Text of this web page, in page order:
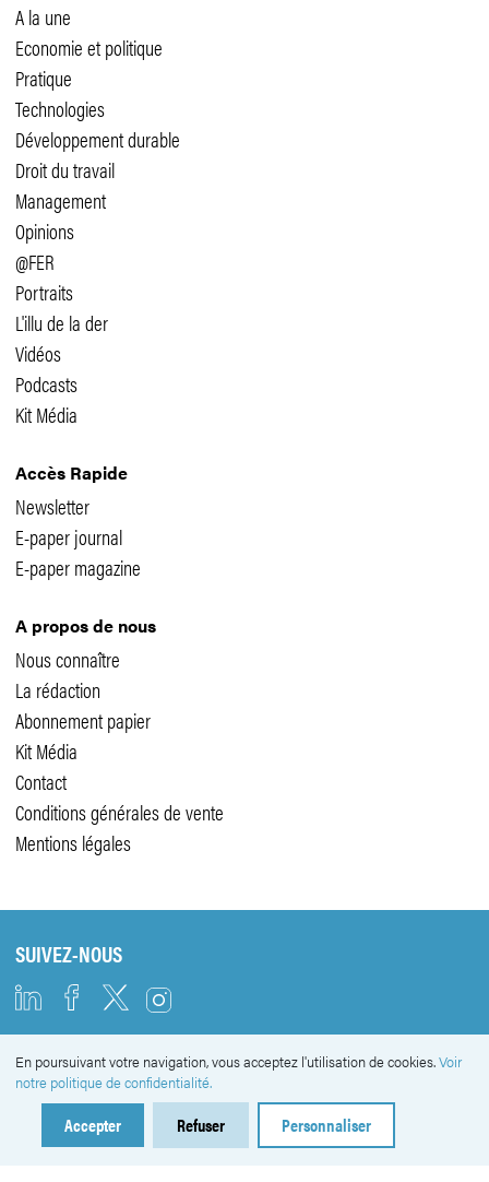
A la une
Economie et politique
Pratique
Technologies
Développement durable
Droit du travail
Management
Opinions
@FER
Portraits
L'illu de la der
Vidéos
Podcasts
Kit Média
Accès Rapide
Newsletter
E-paper journal
E-paper magazine
A propos de nous
Nous connaître
La rédaction
Abonnement papier
Kit Média
Contact
Conditions générales de vente
Mentions légales
SUIVEZ-NOUS
NEWSLETTER
En poursuivant votre navigation, vous acceptez l'utilisation de cookies.Voir
notre politique de confidentialité.
Accepter Refuser Personnaliser